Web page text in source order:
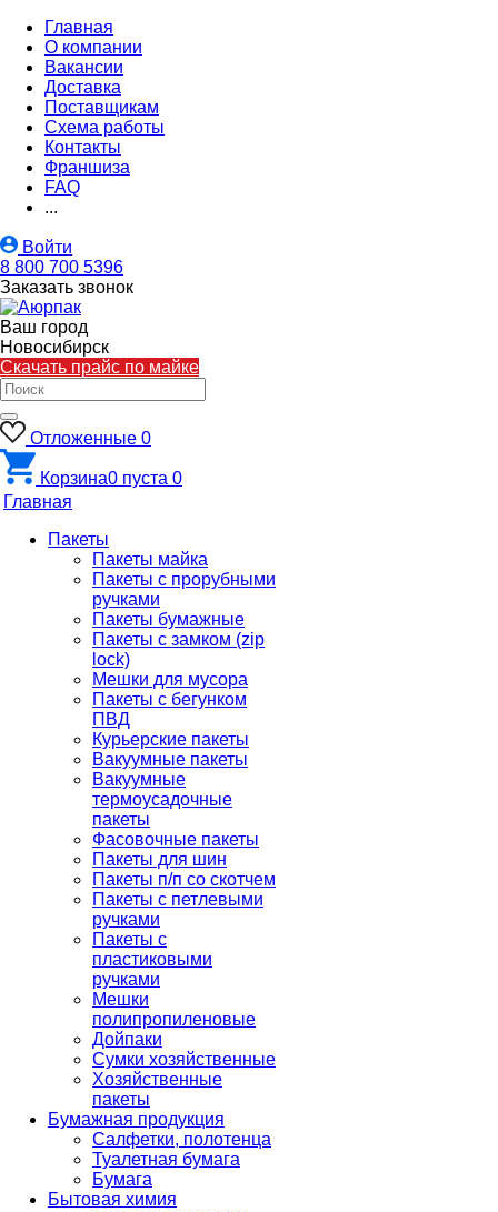
Главная
О компании
Вакансии
Доставка
Поставщикам
Схема работы
Контакты
Франшиза
FAQ
...
Войти
8 800 700 5396
Заказать звонок
Ваш город
Новосибирск
Скачать прайс по майке
Отложенные 0
Корзина0 пуста 0
Главная
Пакеты
Пакеты майка
Пакеты с прорубными
ручками
Пакеты бумажные
Пакеты с замком (zip
lock)
Мешки для мусора
Пакеты с бегунком
ПВД
Курьерские пакеты
Вакуумные пакеты
Вакуумные
термоусадочные
пакеты
Фасовочные пакеты
Пакеты для шин
Пакеты п/п со скотчем
Пакеты с петлевыми
ручками
Пакеты с
пластиковыми
ручками
Мешки
полипропиленовые
Дойпаки
Сумки хозяйственные
Хозяйственные
пакеты
Бумажная продукция
Салфетки, полотенца
Туалетная бумага
Бумага
Бытовая химия